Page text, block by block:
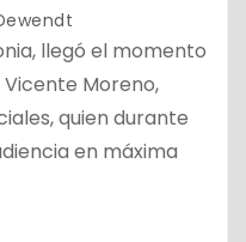
llegó el momento
Moreno,
quien durante
en máxima